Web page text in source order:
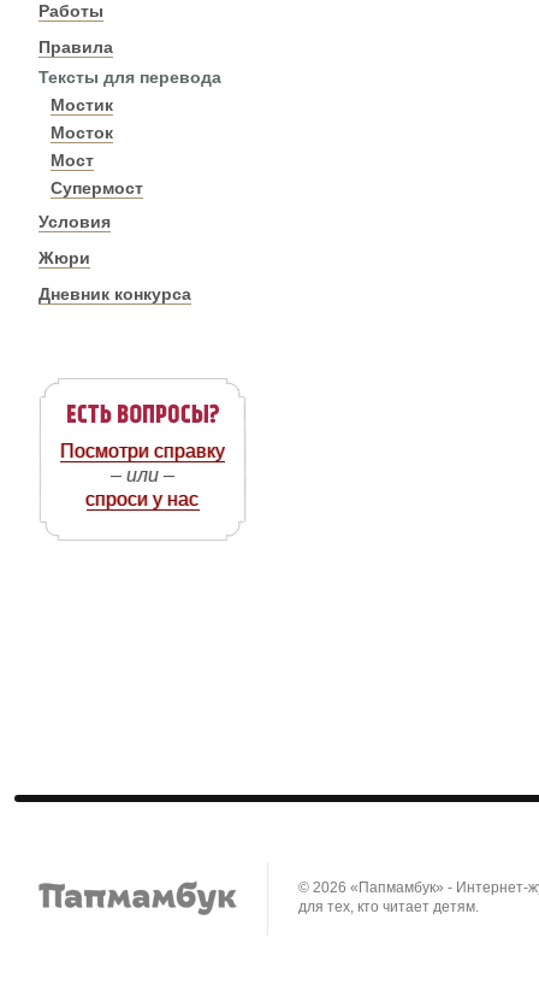
Работы
Правила
Тексты для перевода
Мостик
Мосток
Мост
Супермост
Условия
Жюри
Дневник конкурса
Посмотри справку
– или –
спроси у нас
© 2026 «Папмамбук» - Интернет-
для тех, кто читает детям.